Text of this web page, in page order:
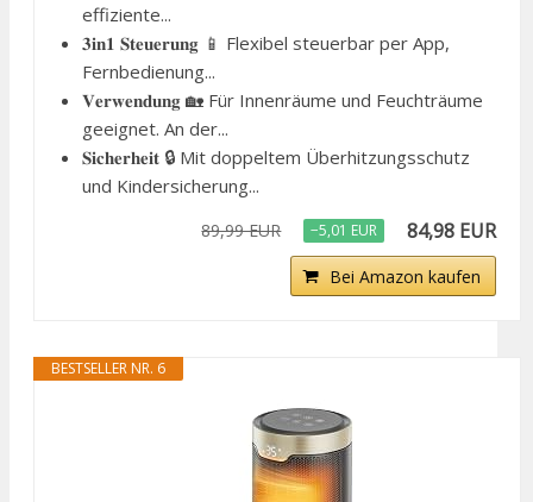
effiziente...
𝟑𝐢𝐧𝟏 𝐒𝐭𝐞𝐮𝐞𝐫𝐮𝐧𝐠 📱 Flexibel steuerbar per App,
Fernbedienung...
𝐕𝐞𝐫𝐰𝐞𝐧𝐝𝐮𝐧𝐠 🏡 Für Innenräume und Feuchträume
geeignet. An der...
𝐒𝐢𝐜𝐡𝐞𝐫𝐡𝐞𝐢𝐭 🔒 Mit doppeltem Überhitzungsschutz
und Kindersicherung...
89,99 EUR −5,01 EUR 84,98 EUR
Bei Amazon kaufen
BESTSELLER NR. 6